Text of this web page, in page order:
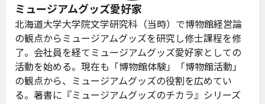
ミュージアムグッズ愛好家
北海道大学大学院文学研究科（当時）で博物館経営論
の観点からミュージアムグッズを研究し修士課程を修
了。会社員を経てミュージアムグッズ愛好家としての
活動を始める。現在も「博物館体験」「博物館活動」
の観点から、ミュージアムグッズの役割を広めてい
る。著書に『ミュージアムグッズのチカラ』シリーズ